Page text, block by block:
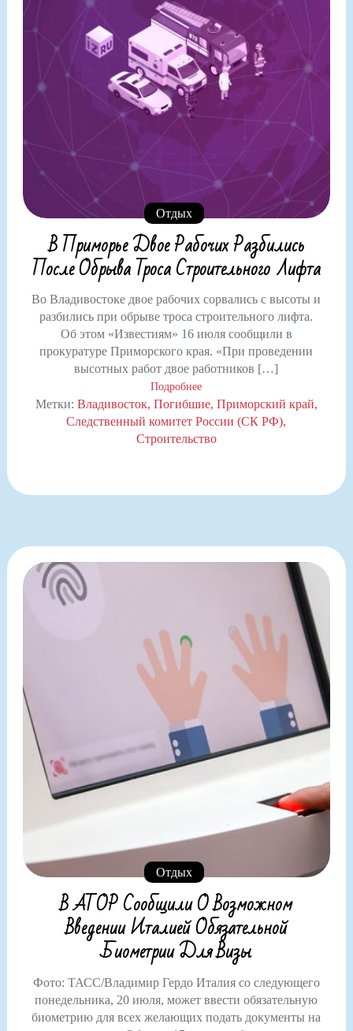
Отдых
В Приморье Двое Рабочих Разбились
После Обрыва Троса Строительного Лифта
Во Владивостоке двое рабочих сорвались с высоты и
разбились при обрыве троса строительного лифта.
Об этом «Известиям» 16 июля сообщили в
прокуратуре Приморского края. «При проведении
высотных работ двое работников […]
Подробнее
Метки: Владивосток Погибшие Приморский край
Следственный комитет России (СК РФ)
Строительство
Отдых
В АТОР Сообщили О Возможном
Введении Италией Обязательной
Биометрии Для Визы
Фото: ТАСС/Владимир Гердо Италия со следующего
понедельника, 20 июля, может ввести обязательную
биометрию для всех желающих подать документы на